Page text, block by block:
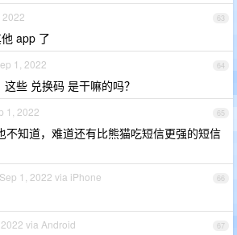
63
2022
app 了
64
1, 2022
些 兑换码 是干嘛的吗？
65
1, 2022
不知道，难道还有比熊猫吃短信更强的短信
66
Sep 1, 2022 via iPhone
67
via Android